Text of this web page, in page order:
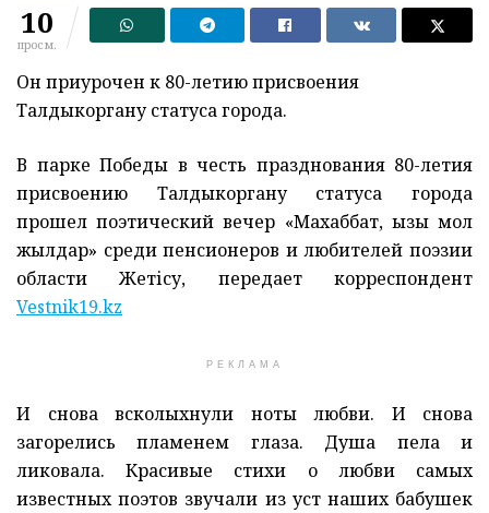
10
просм.
Он приурочен к 80-летию присвоения
Талдыкоргану статуса города.
В парке Победы в честь празднования 80-летия
присвоению Талдыкоргану статуса города
прошел поэтический вечер «Махаббат, қызық мол
жылдар» среди пенсионеров и любителей поэзии
области Жетісу, передает корреспондент
Vestnik19.kz
РЕКЛАМА
И снова всколыхнули ноты любви. И снова
загорелись пламенем глаза. Душа пела и
ликовала. Красивые стихи о любви самых
известных поэтов звучали из уст наших бабушек